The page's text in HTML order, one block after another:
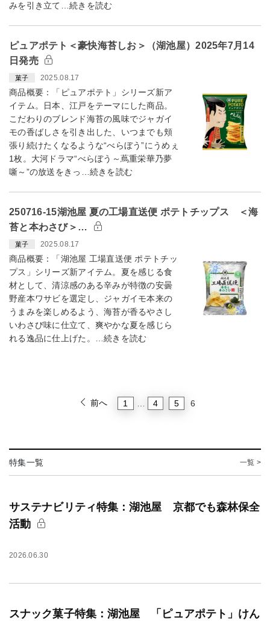
みを引き立て…続きを読む
ピュアポテト＜豪快海苔しお＞（湖池屋）2025年7月14
日発売
菓子 2025.08.17
商品概要：「ピュアポテト」シリーズ新ア
イテム。日本、江戸をテーマにした商品。
こだわりのブレンド海苔の風味でジャガイ
モの香ばしさを引き出した、いつまでも頬
張り続けたくなるような“べらぼう”にうめぇ
1枚。大河ドラマ“べらぼう～蔦重栄華乃夢
噺～”の放送をきっ…続きを読む
250716-15湖池屋 夏の工場直送便 ポテトチップス ＜海
苔と本わさび＞…
菓子 2025.08.17
商品概要：「湖池屋 工場直送便 ポテトチッ
プス」シリーズ新アイテム。夏を感じる食
材として、清涼感のある辛みが特徴の安曇
野産本ワサビを選定し、ジャガイモ本来の
うまみを楽しめるよう、海苔が香るやさし
いわさび味に仕立て、爽やかな夏を感じら
れる逸品に仕上げた。…続きを読む
前へ 1 4 5 6
特集一覧 一覧 >
サステナビリティ特集：湖池屋 京都でも森林保全
活動
2026.06.30
スナック菓子特集：湖池屋 「ピュアポテト」けん